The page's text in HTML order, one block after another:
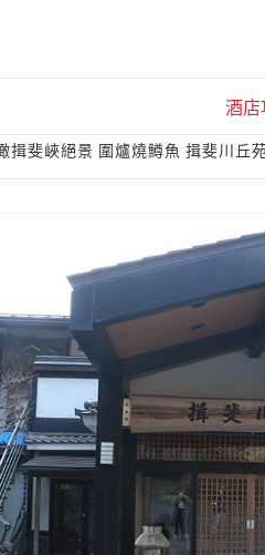
酒
揖斐峽絕景 圍爐燒鱒魚 ​揖斐川丘